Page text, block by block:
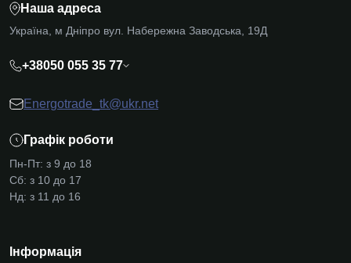
Наша адреса
Україна, м Дніпро вул. Набережна Заводська, 19Д
+38050 055 35 77
Energotrade_tk@ukr.net
Графік роботи
Пн-Пт: з 9 до 18
Сб: з 10 до 17
Нд: з 11 до 16
Інформація